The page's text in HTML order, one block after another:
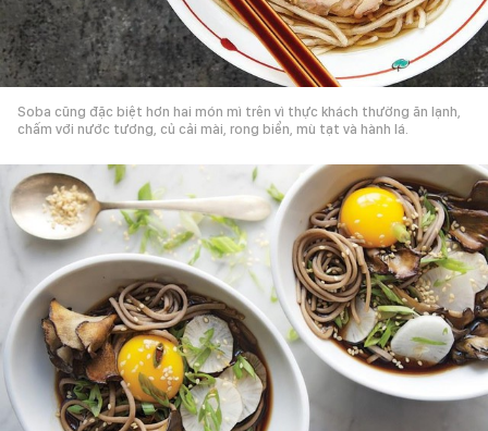
Soba cũng đặc biệt hơn hai món mì trên vì thực khách thường ăn lạnh,
chấm với nước tương, củ cải mài, rong biển, mù tạt và hành lá.